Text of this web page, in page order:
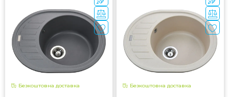
Безкоштовна доставка Безкоштовна доставка